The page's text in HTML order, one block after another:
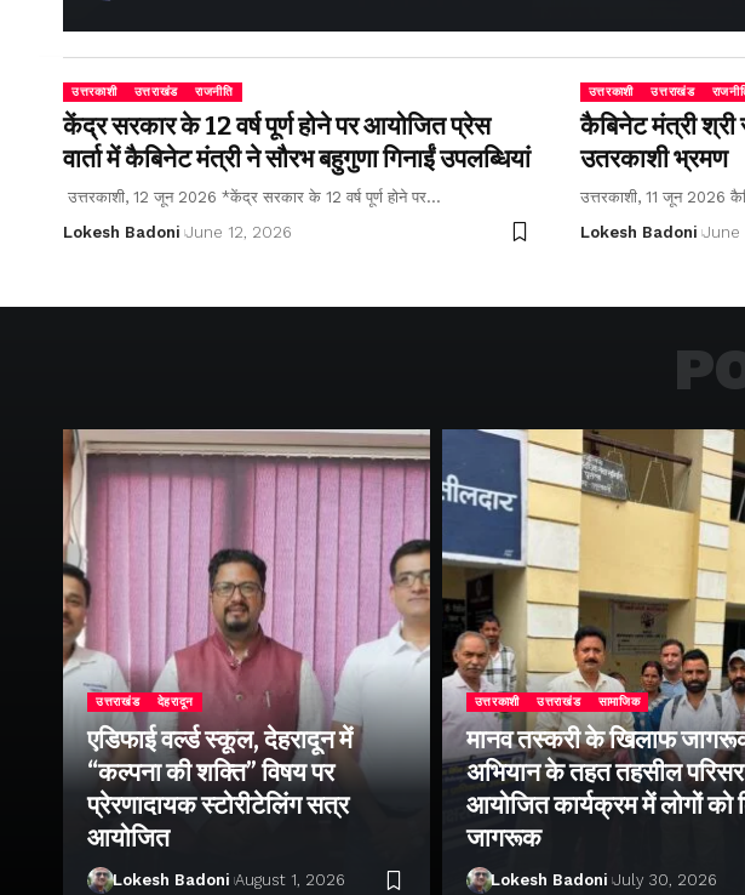
उत्तरकाशी उत्तराखंड राजनीति
केंद्र सरकार के 12 वर्ष पूर्ण होने पर आयोजित प्रेस
वार्ता में कैबिनेट मंत्री ने सौरभ बहुगुणा गिनाईं उपलब्धियां
उत्तरकाशी, 12 जून 2026 *केंद्र सरकार के 12 वर्ष पूर्ण होने पर…
Lokesh Badoni June 12, 2026
उत्तरकाशी उत्तराखंड
कैबिनेट मंत्री
उतरकाशी भ्रमण
उत्तरकाशी, 11 जून 2026
Lokesh Badoni June
उत्तराखंड देहरादून
एडिफाई वर्ल्ड स्कूल, देहरादून में
“कल्पना की शक्ति” विषय पर
प्रेरणादायक स्टोरीटेलिंग सत्र
आयोजित
Lokesh Badoni August 1, 2026
उत्तरकाशी उत्तराखंड सामाजिक
मानव तस्करी के खिलाफ
अभियान के तहत तहसील
आयोजित कार्यक्रम में लोगों को
जागरूक
Lokesh Badoni July 30, 2026